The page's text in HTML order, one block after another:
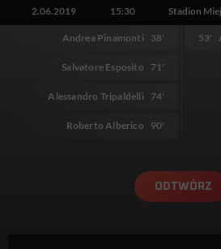
2.06.2019 15:30 Stadion
Andrea Pinamonti 38'
Salvatore Esposito 71'
Alessandro Tripaldelli 74'
Roberto Alberico 90'
53'
ODTWÓRZ